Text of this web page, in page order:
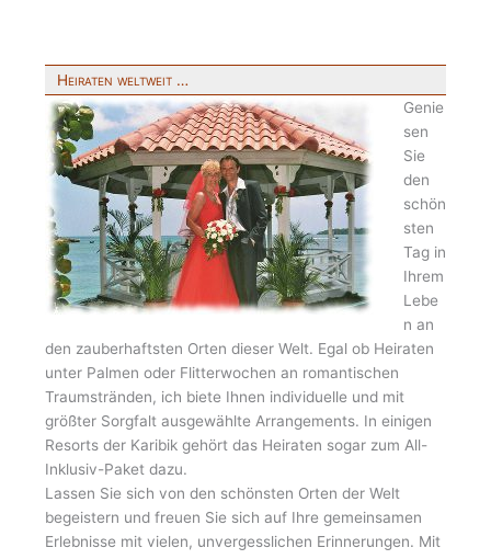
Heiraten weltweit …
Genie
sen
Sie
den
schön
sten
Tag in
Ihrem
Lebe
n an
den zauberhaftsten Orten dieser Welt. Egal ob Heiraten
unter Palmen oder Flitterwochen an romantischen
Traumstränden, ich biete Ihnen individuelle und mit
größter Sorgfalt ausgewählte Arrangements. In einigen
Resorts der Karibik gehört das Heiraten sogar zum All-
Inklusiv-Paket dazu.
Lassen Sie sich von den schönsten Orten der Welt
begeistern und freuen Sie sich auf Ihre gemeinsamen
Erlebnisse mit vielen, unvergesslichen Erinnerungen. Mit